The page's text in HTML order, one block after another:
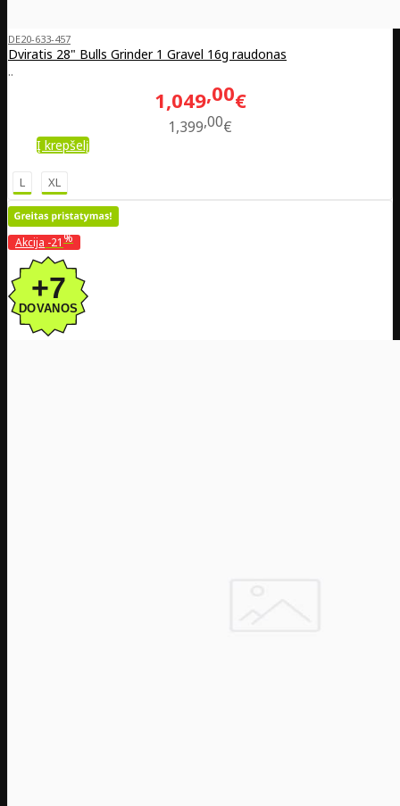
DE20-633-457
Dviratis 28" Bulls Grinder 1 Gravel 16g raudonas
..
1,049 00€
1,399 00€
Į krepšelį
L XL
Akcija -21%